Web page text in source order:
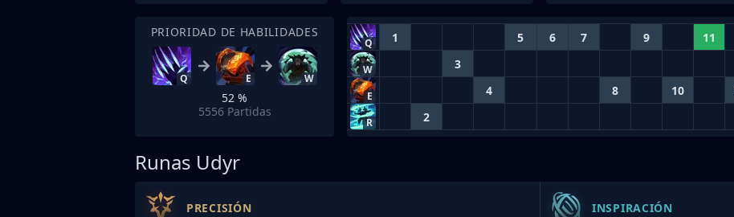
PRIORIDAD DE HABILIDADES
Q E W
52 %
5556 Partidas
Q 1 5 6 7 9 11
W 3
E 4 8 10
R 2
Runas Udyr
PRECISIÓN INSPIRACIÓN